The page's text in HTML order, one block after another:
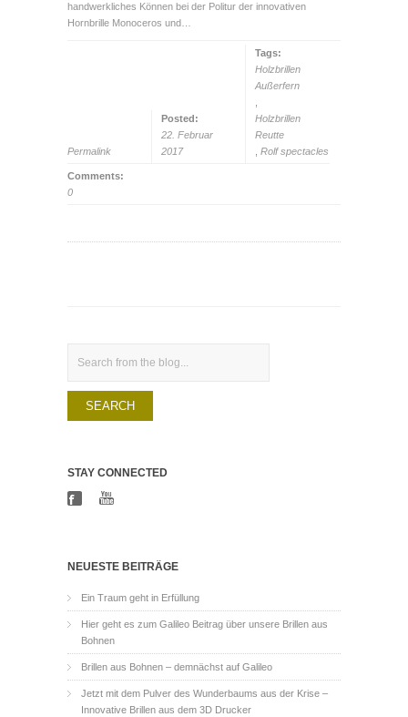
handwerkliches Können bei der Politur der innovativen
Hornbrille Monoceros und…
Permalink
Posted:
22. Februar
2017
Tags:
Holzbrillen
Außerfern
Holzbrillen
Reutte
Rolf spectacles
Comments:
0
STAY CONNECTED
NEUESTE BEITRÄGE
Ein Traum geht in Erfüllung
Hier geht es zum Galileo Beitrag über unsere Brillen aus
Bohnen
Brillen aus Bohnen – demnächst auf Galileo
Jetzt mit dem Pulver des Wunderbaums aus der Krise –
Innovative Brillen aus dem 3D Drucker